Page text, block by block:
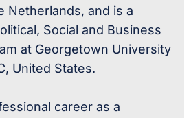
Netherlands, and is a
Social and Business
at Georgetown University
United States.
career as a